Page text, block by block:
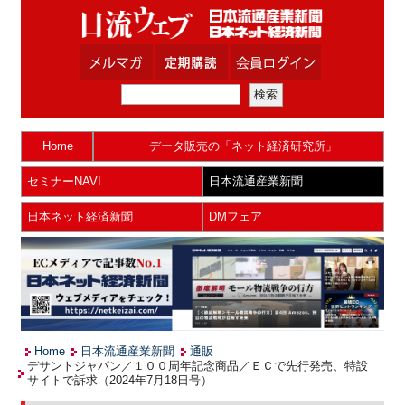
Home データ販売の「ネット経済研究所」
セミナーNAVI 日本流通産業新聞
日本ネット経済新聞 DMフェア
Home 日本流通産業新聞
通販
デサントジャパン／１００周年記念商品／ＥＣで先行発売、特設
サイトで訴求（2024年7月18日号）